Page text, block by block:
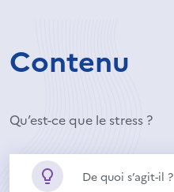
Contenu
Qu’est-ce que le stress ?
De quoi s’agit-il ?